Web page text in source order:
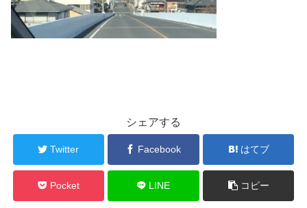
シェアする
Twitter Facebook はてブ
Pocket LINE コピー